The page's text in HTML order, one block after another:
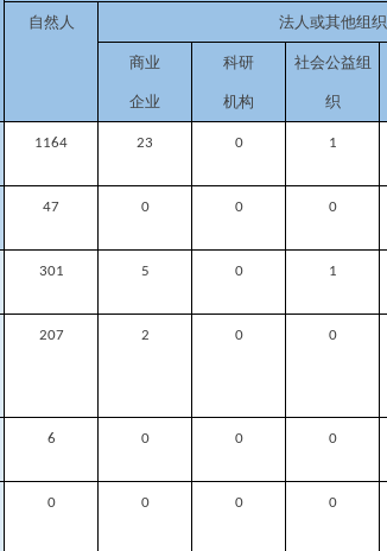
自然人 法人或其他组织
商业
企业
科研
机构
社会公益组
织
1164 23 0 1
47 0 0 0
301 5 0 1
207 2 0 0
6 0 0 0
0 0 0 0